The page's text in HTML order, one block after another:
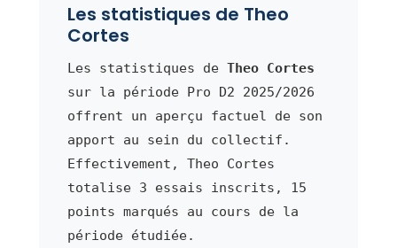
Les statistiques de Theo
Cortes
Les statistiques de Theo Cortes
sur la période Pro D2 2025/2026
offrent un aperçu factuel de son
apport au sein du collectif.
Effectivement, Theo Cortes
totalise 3 essais inscrits, 15
points marqués au cours de la
période étudiée.